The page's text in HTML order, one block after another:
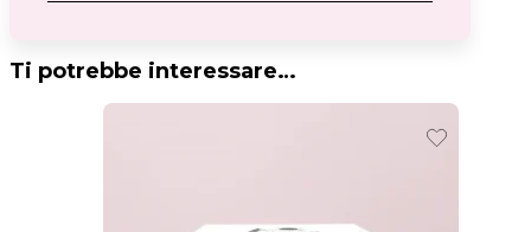
Ti potrebbe interessare…